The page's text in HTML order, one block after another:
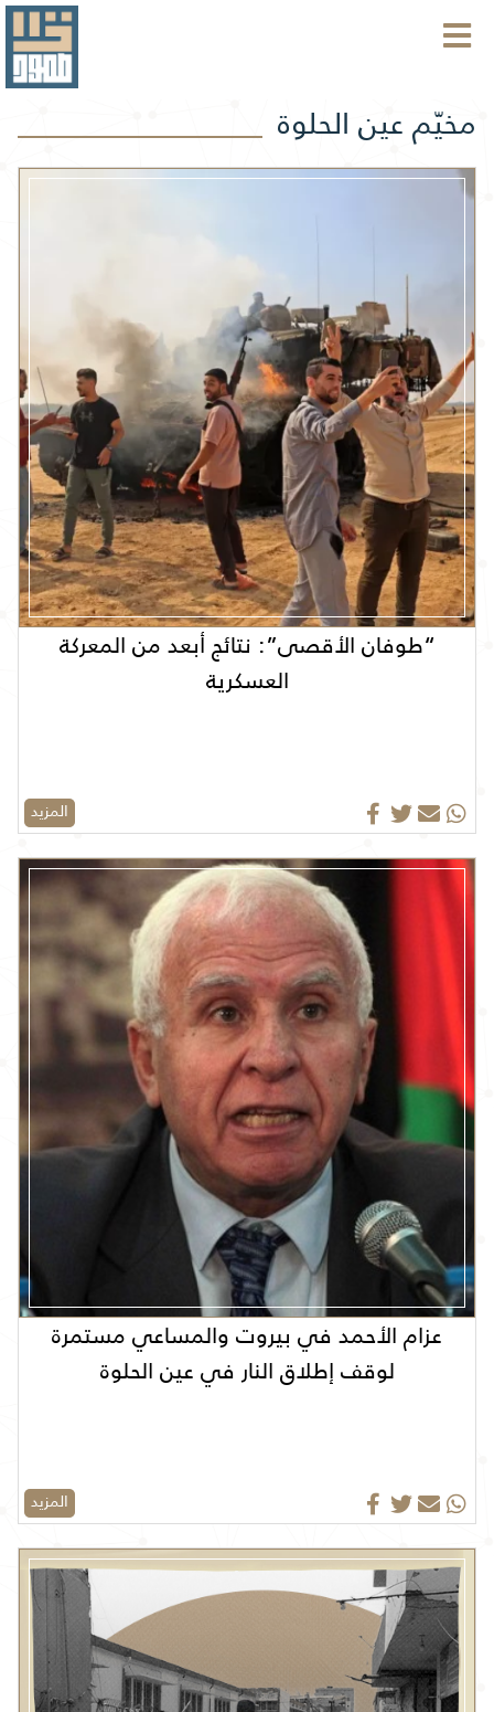
مخيّم عين الحلوة
“طوفان الأقصى”: نتائج أبعد من المعركة
العسكرية
المزيد
عزام الأحمد في بيروت والمساعي مستمرة
لوقف إطلاق النار في عين الحلوة
المزيد